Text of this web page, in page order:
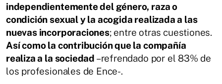
independientemente del género, raza o
condición sexual y la acogida realizada a las
nuevas incorporaciones; entre otras cuestiones.
Así como la contribución que la compañía
realiza a la sociedad –refrendado por el 83% de
los profesionales de Ence-.